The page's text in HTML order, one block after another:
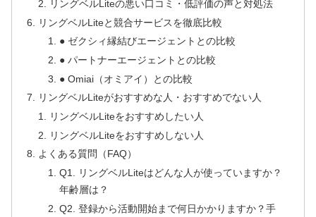
リングベルLiteの悪い口コミ・低評価の声と対処法
リングベルLiteと競合サービスを徹底比較
● ゼクシィ縁結びエージェントとの比較
● パートナーエージェントとの比較
● Omiai（オミアイ）との比較
リングベルLiteがおすすめな人・おすすめでない人
リングベルLiteをおすすめしたい人
リングベルLiteをおすすめしない人
よくある質問（FAQ）
Q1. リングベルLiteはどんな人が使っていますか？
年齢層は？
Q2. 登録から活動開始まで何日かかりますか？手